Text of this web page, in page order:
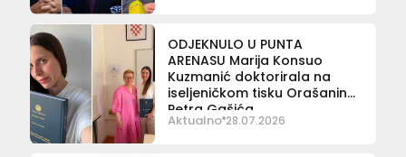
ODJEKNULO U PUNTA
ARENASU Marija Konsuo
Kuzmanić doktorirala na
iseljeničkom tisku Orašanina
Petra Gašića
Aktualno 28.07.2026